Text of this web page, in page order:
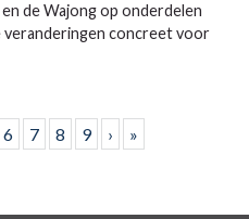
de Wajong op onderdelen
veranderingen concreet voor
6 7 8 9 › »